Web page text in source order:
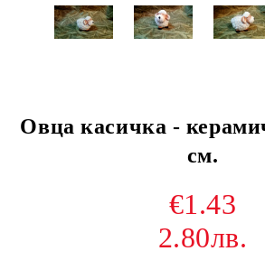
Овца касичка -
см.
€1.43
2.80лв.